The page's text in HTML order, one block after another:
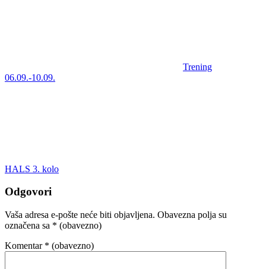
Trening
06.09.-10.09.
HALS 3. kolo
Odgovori
Vaša adresa e-pošte neće biti objavljena. Obavezna polja su
označena sa * (obavezno)
Komentar * (obavezno)